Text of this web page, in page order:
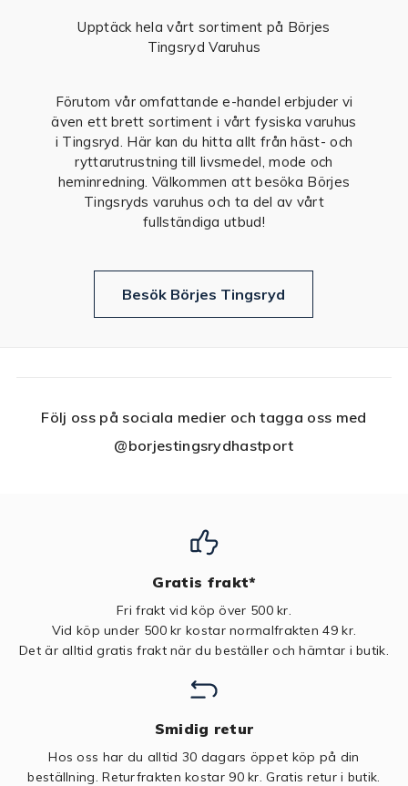
Upptäck hela vårt sortiment på Börjes
Tingsryd Varuhus
Förutom vår omfattande e-handel erbjuder vi
även ett brett sortiment i vårt fysiska varuhus
i Tingsryd. Här kan du hitta allt från häst- och
ryttarutrustning till livsmedel, mode och
heminredning. Välkommen att besöka Börjes
Tingsryds varuhus och ta del av vårt
fullständiga utbud!
Besök Börjes Tingsryd
Följ oss på sociala medier och tagga oss med
@borjestingsrydhastport
Gratis frakt*
Fri frakt vid köp över 500 kr.
Vid köp under 500 kr kostar normalfrakten 49 kr.
Det är alltid gratis frakt när du beställer och hämtar i butik.
Smidig retur
Hos oss har du alltid 30 dagars öppet köp på din
beställning. Returfrakten kostar 90 kr.Gratis retur i butik.